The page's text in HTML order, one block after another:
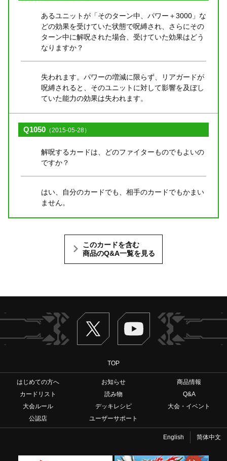
あるユニットが「そのターン中、パワー＋3000」な
どの効果を受けていた状態で呪縛され、さらにその
ターン中に解呪された場合、受けていた効果はどう
なりますか？
失われます。パワーの増減に限らず、リアガードが
呪縛されると、そのユニットに対して影響を及ぼし
ていた能力の効果は失われます。
Q1050 （2015-05-28）
解呪するカードは、どのファイターものでもよいの
ですか？
はい、自分のカードでも、相手のカードでもかまい
ません。
このカードを含む
商品のQ&A一覧を見る
Twitter ヴァンガードch
TOP
はじめての方へ お知らせ
商品情報
カードリスト
読み物
Q&A
大会ルール
デッキレシピ
大会・イベント
公認店
ユーザーサポート
English 简体中文